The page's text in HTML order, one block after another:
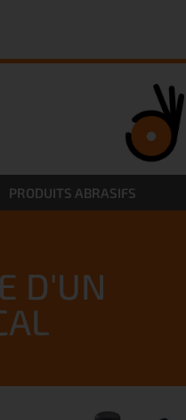
PRODUITS ABRASIFS
D'UN